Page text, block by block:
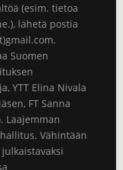
(esim. tietoa
lähetä postia
Suomen
YTT Elina Nivala
FT Sanna
Laajemman
Vähintään